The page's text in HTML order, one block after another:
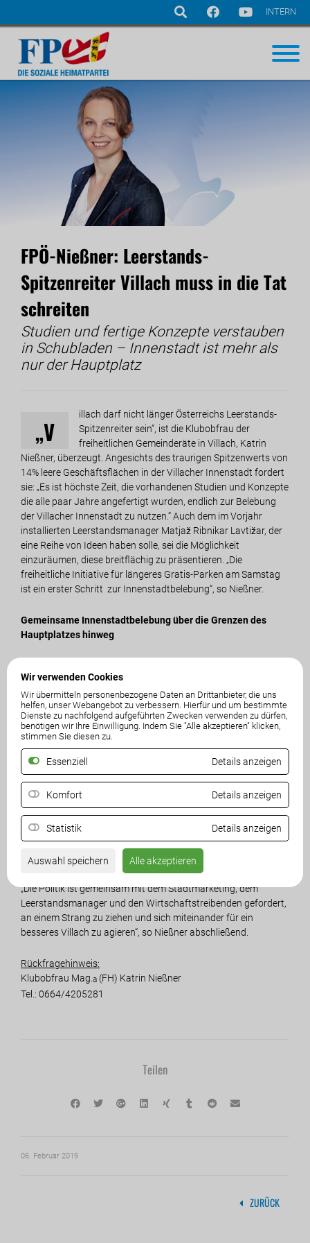
Navigation
Wir verwenden Cookies
Wir übermitteln personenbezogene Daten an Drittanbieter, die uns
helfen, unser Webangebot zu verbessern. Hierfür und um bestimmte
Dienste zu nachfolgend aufgeführten Zwecken verwenden zu dürfen,
benötigen wir Ihre Einwilligung. Indem Sie "Alle akzeptieren" klicken,
stimmen Sie diesen zu.
Essenziell Details anzeigen
Komfort Details anzeigen
Statistik Details anzeigen
Auswahl speichern Alle akzeptieren
INTERN
FPÖ-Nießner: Leerstands-
Spitzenreiter Villach muss in die Tat
schreiten
Studien und fertige Konzepte verstauben
in Schubladen – Innenstadt ist mehr als
nur der Hauptplatz
„V
illach darf nicht länger Österreichs Leerstands-
Spitzenreiter sein“, ist die Klubobfrau der
freiheitlichen Gemeinderäte in Villach, Katrin
Nießner, überzeugt. Angesichts des traurigen Spitzenwerts von
14% leere Geschäftsflächen in der Villacher Innenstadt fordert
sie: „Es ist höchste Zeit, die vorhandenen Studien und Konzepte
die alle paar Jahre angefertigt wurden, endlich zur Belebung
der Villacher Innenstadt zu nutzen.“ Auch dem im Vorjahr
installierten Leerstandsmanager Matjaž Ribnikar Lavtižar, der
eine Reihe von Ideen haben solle, sei die Möglichkeit
einzuräumen, diese breitflächig zu präsentieren. „Die
freiheitliche Initiative für längeres Gratis-Parken am Samstag
ist ein erster Schritt zur Innenstadtbelebung“, so Nießner.
Gemeinsame Innenstadtbelebung über die Grenzen des
Hauptplatzes hinweg
neben dem Hauptplatz selbst auch die angrenzenden
Einkaufsstraßen und –plätze wie die Italienerstraße mit dem
Hans-Gasser-Platz, die Ringmauergasse, die Bahnhofsstraße
mit dem Nikolaiplatz oder die Gerbergasse belebt werden“, gibt
Nießner zu bedenken. Wie gut dies funktionieren könne, habe
sich bei Aktionen wie der langen Einkaufsnacht oder dem
„Silvester Honky Tonk“ gezeigt. Angesichts des Imageproblems
der Innenstadt lobt sie vor allem die klein- und
mittelständischen Geschäftsbetreiber, die am Hauptplatz und
Co. durchhalten. Es sei höchste Zeit, ihnen das Leben leichter
zu machen.
„Die Politik ist gemeinsam mit dem Stadtmarketing, dem
Leerstandsmanager und den Wirtschaftstreibenden gefordert,
an einem Strang zu ziehen und sich miteinander für ein
besseres Villach zu agieren“, so Nießner abschließend.
Rückfragehinweis:
Klubobfrau Mag. a (FH) Katrin Nießner
Tel.: 0664/4205281
Teilen
06. Februar 2019
ZURÜCK